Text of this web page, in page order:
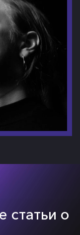
статьи о